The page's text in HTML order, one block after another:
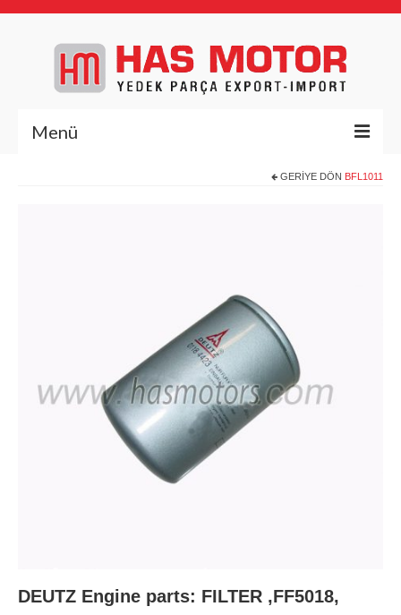
Menü
BFL413/513
BFM1013
BFM1015
BFM2011
GERIYE DÖN BFL1011
DEUTZ Engine parts: FILTER ,FF5018,